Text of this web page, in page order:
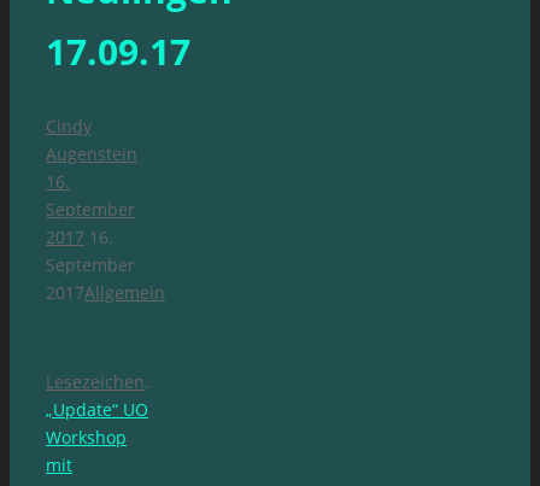
17.09.17
Cindy
Augenstein
16.
September
2017 16.
September
2017Allgemein
Lesezeichen.
„Update“ UO
Workshop
mit